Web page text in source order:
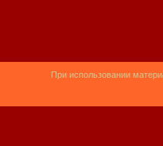
При использовании